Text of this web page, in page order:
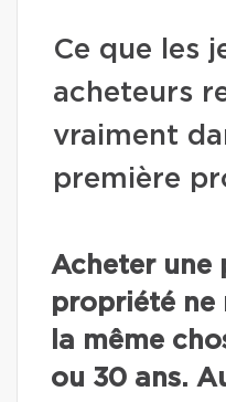
Ce que les
acheteurs
vraiment
première
Acheter une
propriété ne
la même
ou 30 ans.